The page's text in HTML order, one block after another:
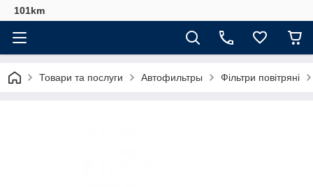
101km
Товари та послуги Автофильтры Фільтри повітряні